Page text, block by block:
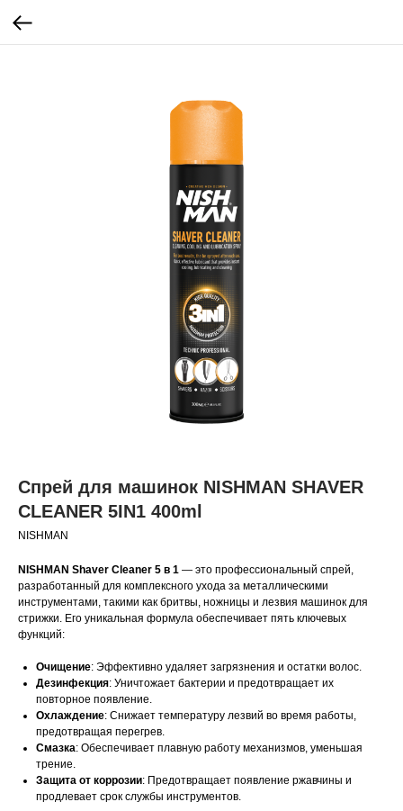
Спрей для машинок NISHMAN SHAVER
CLEANER 5IN1 400ml
NISHMAN
NISHMAN Shaver Cleaner 5 в 1 — это профессиональный спрей,
разработанный для комплексного ухода за металлическими
инструментами, такими как бритвы, ножницы и лезвия машинок для
стрижки. Его уникальная формула обеспечивает пять ключевых
функций:​
Очищение: Эффективно удаляет загрязнения и остатки волос.​
Дезинфекция: Уничтожает бактерии и предотвращает их
повторное появление.​
Охлаждение: Снижает температуру лезвий во время работы,
предотвращая перегрев.​
Смазка: Обеспечивает плавную работу механизмов, уменьшая
трение.​
Защита от коррозии: Предотвращает появление ржавчины и
продлевает срок службы инструментов.​